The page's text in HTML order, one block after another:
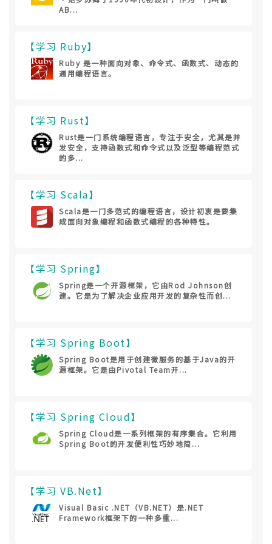
AB...
【学习 Ruby】
Ruby 是一种面向对象、命令式、函数式、动态的
通用编程语言。
【学习 Rust】
Rust是一门系统编程语言，专注于安全，尤其是并
发安全，支持函数式和命令式以及泛型等编程范式
的多...
【学习 Scala】
Scala是一门多范式的编程语言，设计初衷是要集
成面向对象编程和函数式编程的各种特性。
【学习 Spring】
Spring是一个开源框架，它由Rod Johnson创
建。它是为了解决企业应用开发的复杂性而创...
【学习 Spring Boot】
Spring Boot是用于创建微服务的基于Java的开
源框架。它是由Pivotal Team开...
【学习 Spring Cloud】
Spring Cloud是一系列框架的有序集合。它利用
Spring Boot的开发便利性巧妙地简...
【学习 VB.Net】
Visual Basic .NET（VB.NET）是.NET
Framework框架下的一种多重...